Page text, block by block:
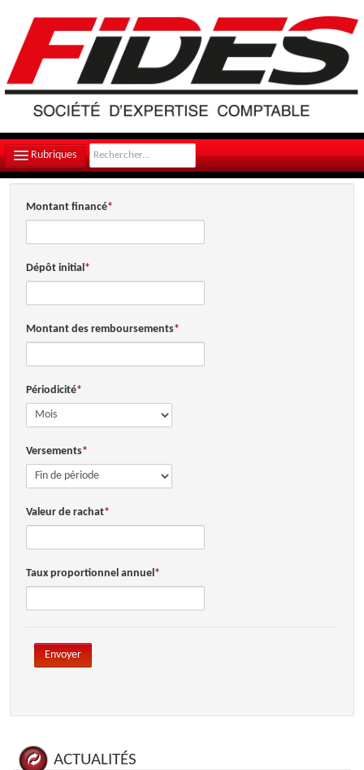
Rubriques
NOS MISSIONS
PLAN D'ACCÈS
INFOS DE GESTION
CRÉATION
ACCÈS CLIENT
Montant financé
Dépôt initial
Montant des remboursements
Périodicité
Versements
Valeur de rachat
Taux proportionnel annuel
Envoyer
ACTUALITÉS